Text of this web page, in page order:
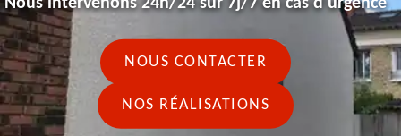
NOUS CONTACTER
NOS RÉALISATIONS